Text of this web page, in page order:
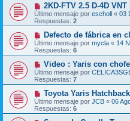
2KD-FTV 2.5 D-4D VNT
Último mensaje por escholl « 03
Respuestas: 2
Defecto de fábrica en
Último mensaje por mycla « 14
Respuestas: 6
Video : Yaris con
Último mensaje por
Respuestas: 7
Toyota Yaris
Último mensaje por JCB « 06
Respuestas: 6